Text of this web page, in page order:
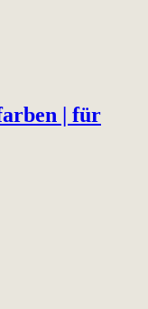
| für